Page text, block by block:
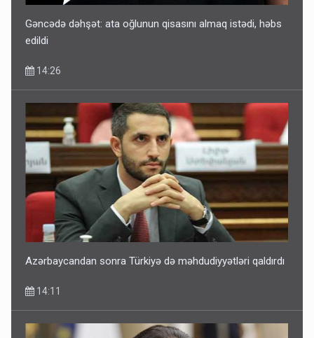
Gəncədə dəhşət: ata oğlunun qisasını almaq istədi, həbs
edildi
14:26
Azərbaycandan sonra Türkiyə də məhdudiyyətləri qaldırdı
14:11